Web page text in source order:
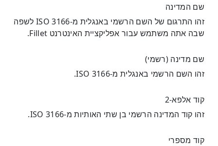
שם המדינה
זהו התרגום של השם הרשמי באנגלית מ-ISO 3166 לשפה
שבה אתה משתמש עבור אפליקציית האינטרנט Fillet.
שם מדינה (רשמי)
זהו השם הרשמי באנגלית מ-ISO 3166.
קוד אלפא-2
זהו קוד המדינה הרשמי בן שתי האותיות מ-ISO 3166.
קוד מספרי